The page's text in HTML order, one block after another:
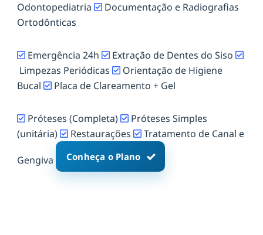
Odontopediatria
Documentação e Radiografias
Ortodônticas
Emergência 24h
Extração de Dentes do Siso
Limpezas Periódicas
Orientação de Higiene
Bucal
Placa de Clareamento + Gel
Próteses (Completa)
Próteses Simples
(unitária)
Restaurações Tratamento de Canal e
Gengiva Conheça o Plano